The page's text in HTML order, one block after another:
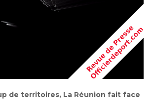
de territoires, La Réunion fait face